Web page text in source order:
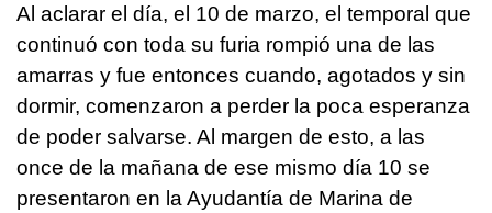
Al aclarar el día, el 10 de marzo, el temporal que
continuó con toda su furia rompió una de las
amarras y fue entonces cuando, agotados y sin
dormir, comenzaron a perder la poca esperanza
de poder salvarse. Al margen de esto, a las
once de la mañana de ese mismo día 10 se
presentaron en la Ayudantía de Marina de